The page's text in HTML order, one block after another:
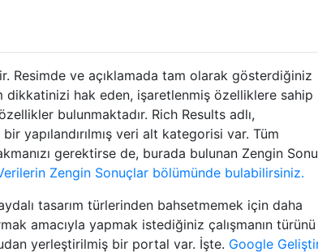
Resimde ve açıklamada tam olarak gösterdiğiniz
dikkatinizi hak eden, işaretlenmiş özelliklere sahip
bulunmaktadır. Rich Results adlı,
yapılandırılmış veri alt kategorisi var. Tüm
gerektirse de, burada bulunan Zengin
Verilerin Zengin Sonuçlar bölümünde bulabilirsiniz.
tasarım türlerinden bahsetmemek için daha
amacıyla yapmak istediğiniz çalışmanın türünü
yerleştirilmiş bir portal var. İşte. Google